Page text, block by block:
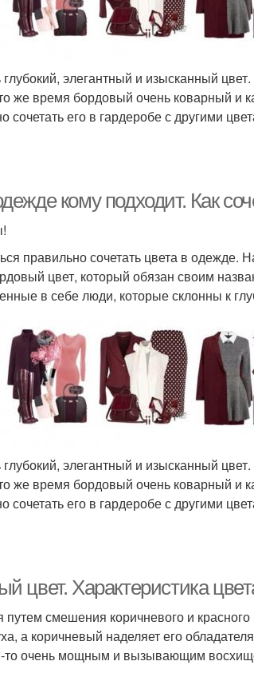
элегантный и изысканный
же время бордовый очень коварный и
сочетать его в гардеробе с другими
кому подходит. Как
правильно сочетать цвета в одежде.
цвет, который обязан своим
в себе люди, которые склонны к
элегантный и изысканный
же время бордовый очень коварный и
сочетать его в гардеробе с другими
цвет. Характеристика
путем смешения коричневого и
а коричневый наделяет его
то очень мощным и вызывающим